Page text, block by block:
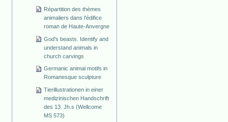
Répartition des thèmes
animaliers dans l'édifice
roman de Haute-Anvergne
God's beasts. Identify and
understand animals in
church carvings
Germanic animal motifs in
Romanesque sculpture
Tierillustrationen in einer
medizinischen Handschrift
des 13. Jh.s (Wellcome
MS 573)